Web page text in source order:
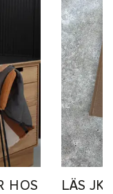
HOS
LÄS